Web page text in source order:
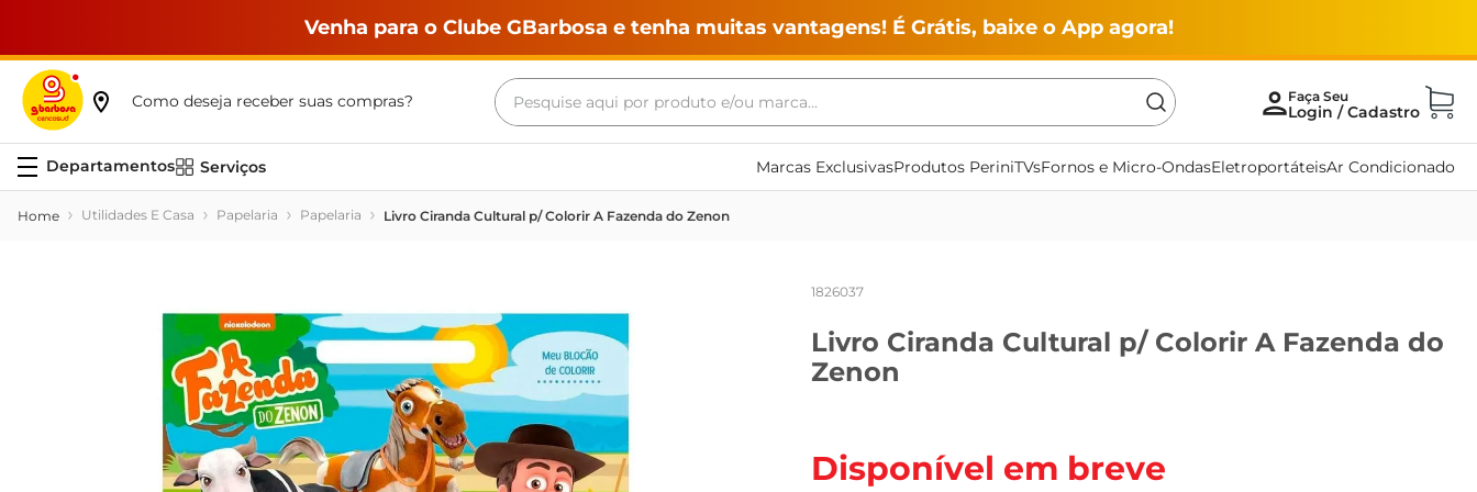
Venha para o Clube GBarbosa e tenha muitas vantagens! É Grátis, baixe o App agora!
Como deseja receber suas compras?
Pesquise aqui por produto e/ou marca...
Serviços Marcas ExclusivasProdutos PeriniTVsFornos e Micro-OndasEletroportáteisAr Condicionado
Utilidades E Casa Papelaria Papelaria Livro Ciranda Cultural p/ Colorir A Fazenda do Zenon
1826037
Livro Ciranda Cultural p/ Colorir A Fazenda do
Zenon
Disponível em breve
Termos mais buscados
maquina lavar
cerveja
frango
leite
vinho